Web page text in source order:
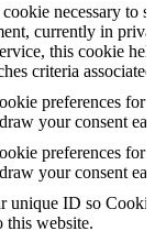
necessary to
currently in
this cookie
criteria
preferences for
your consent
preferences for
your consent
unique ID so
this website.